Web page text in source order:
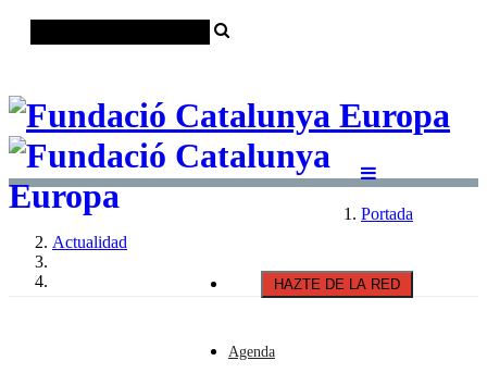
HAZTE DE LA RED
Agenda
Portada
Actualidad